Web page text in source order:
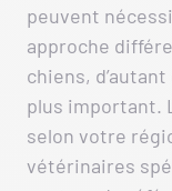
peuvent
approche
chiens,
plus important.
selon votre
vétérinaires